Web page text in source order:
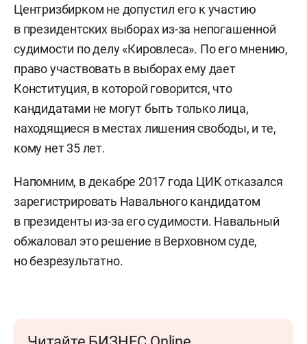
Центризбирком не допустил его к участию
в президентских выборах из-за непогашенной
судимости по делу «Кировлеса». По его мнению,
право участвовать в выборах ему дает
Конституция, в которой говорится, что
кандидатами не могут быть только лица,
находящиеся в местах лишения свободы, и те,
кому нет 35 лет.
Напомним, в декабре 2017 года ЦИК отказался
зарегистрировать Навального кандидатом
в президенты из-за его судимости. Навальный
обжаловал это решение в Верховном суде,
но безрезультатно.